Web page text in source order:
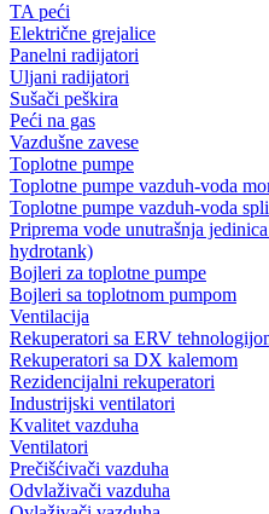
TA peći
Električne grejalice
Panelni radijatori
Uljani radijatori
Sušači peškira
Peći na gas
Vazdušne zavese
Toplotne pumpe
Toplotne pumpe vazduh-voda
Toplotne pumpe vazduh-voda
Priprema vode unutrašnja
hydrotank)
Bojleri za toplotne pumpe
Bojleri sa toplotnom pumpom
Ventilacija
Rekuperatori sa ERV
Rekuperatori sa DX kalemom
Rezidencijalni rekuperatori
Industrijski ventilatori
Kvalitet vazduha
Ventilatori
Prečišćivači vazduha
Odvlaživači vazduha